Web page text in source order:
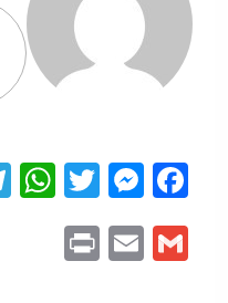
Facebook
Gmail
Email